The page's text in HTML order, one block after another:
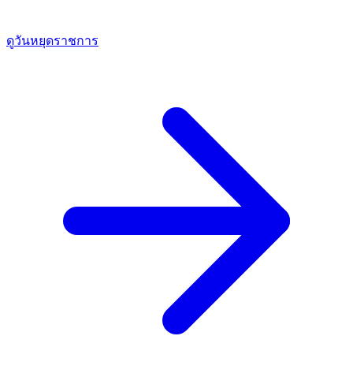
ดูวันหยุดราชการ